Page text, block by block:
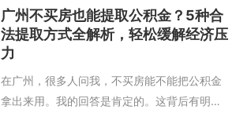
来自于它的办理条件，确实设置了一些明确的
框框，不是谁都能随便申请的。它本质上是...
广州不买房也能提取公积金？5种合
法提取方式全解析，轻松缓解经济压
力
在广州，很多人问我，不买房能不能把公积金
拿出来用。我的回答是肯定的。这背后有明确